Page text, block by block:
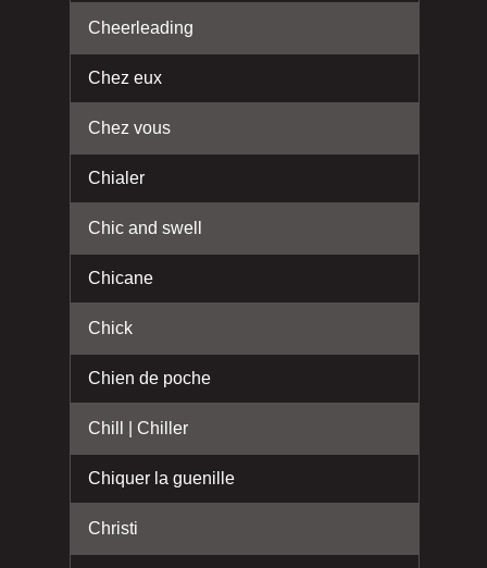
Cheerleading
Chez eux
Chez vous
Chialer
Chic and swell
Chicane
Chick
Chien de poche
Chill | Chiller
Chiquer la guenille
Christi